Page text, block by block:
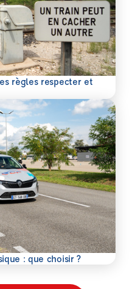
règles respecter et
: que choisir ?